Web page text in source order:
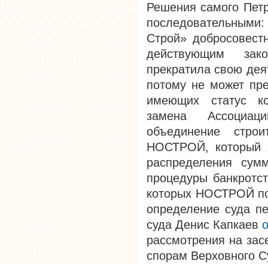
Решения самого
Строй»
действующим
прекратила свою
потому не может
имеющих статус
замена
объединение
НОСТРОЙ, который
распределения
процедуры
которых НОСТРОЙ
определение суда
суда Денис Капкаев
рассмотрения на
спорам Верховного